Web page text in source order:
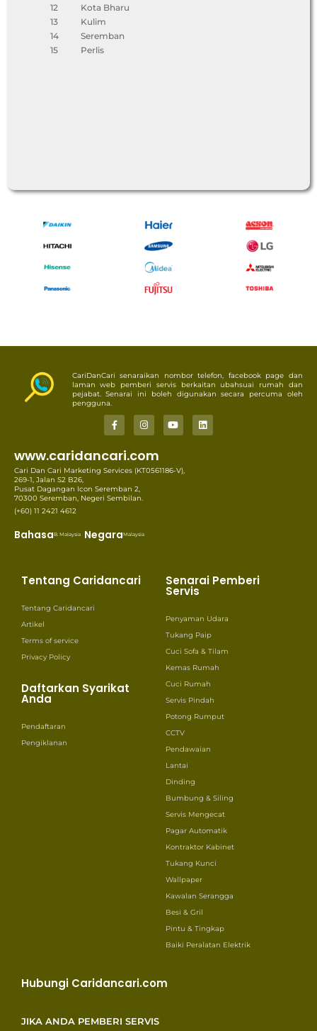
12
Kota Bharu
13
Kulim
14
Seremban
15
Perlis
CariDanCari senaraikan nombor telefon, facebook page dan
laman web pemberi servis berkaitan ubahsuai rumah dan
pejabat. Senarai ini boleh digunakan secara percuma oleh
pengguna.
www.caridancari.com
Cari Dan Cari Marketing Services (KT0561186-V),
269-1, Jalan S2 B26,
Pusat Dagangan Icon Seremban 2,
70300 Seremban, Negeri Sembilan.
(+60) 11 2421 4612
BahasaB. Malaysia NegaraMalaysia
Tentang Caridancari
Tentang Caridancari
Artikel
Terms of service
Privacy Policy
Daftarkan Syarikat
Anda
Pendaftaran
Pengiklanan
Senarai Pemberi
Servis
Penyaman Udara
Tukang Paip
Cuci Sofa & Tilam
Kemas Rumah
Cuci Rumah
Servis Pindah
Potong Rumput
CCTV
Pendawaian
Lantai
Dinding
Bumbung & Siling
Servis Mengecat
Pagar Automatik
Kontraktor Kabinet
Tukang Kunci
Wallpaper
Kawalan Serangga
Besi & Gril
Pintu & Tingkap
Baiki Peralatan Elektrik
Hubungi Caridancari.com
JIKA ANDA PEMBERI SERVIS